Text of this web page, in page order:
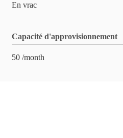
En vrac
Capacité d'approvisionnement
50 /month